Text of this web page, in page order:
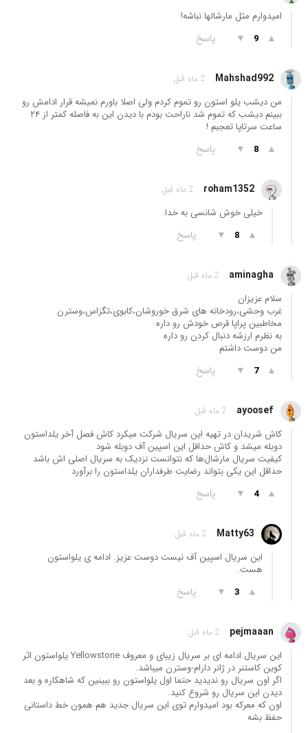
امیدوارم مثل مارشالها نباشه!
▲
9
▼ پاسخ
Mahshad992 2 ماه قبل
من دیشب یلو استون رو تموم کردم ولی اصلا باورم نمیشه قرار ادامش رو
ببینم دیشب که تموم شد ناراحت بودم با دیدن این به فاصله کمتر از ۲۴
ساعت سرتاپا تعجبم !
▲
8
▼ پاسخ
roham1352 2 ماه قبل
خیلی خوش شانسی به خدا.
▲
8
▼ پاسخ
aminagha 2 ماه قبل
سلام عزیزان
غرب وحشی،رودخانه های شرق خوروشان،کابوی،تگزاس،وسترن
مخاطبین پراپا قرص خودش رو داره
به نظرم ارزشه دنبال کردن رو داره
من دوست داشتم
▲
7
▼ پاسخ
ayoosef 2 ماه قبل
کاش شریدان در تهیه این سریال شرکت میکرد کاش فصل آخر یلداستون
دوبله میشد و کاش حداقل این اسپین آف دوبله شود
کیفیت سریال مارشال‌ها که نتوانست نزدیک به سریال اصلی اش باشد
حداقل این یکی بتواند رضایت طرفداران یلداستون را برآورد
▲
4
▼ پاسخ
Matty63 2 ماه قبل
این سریال اسپین آف نیست دوست عزیز. ادامه ی یلواستون
هست.
▲
3
▼ پاسخ
pejmaaan 2 ماه قبل
این سریال ادامه ای بر سریال زیبای و معروف Yellowstone یلواستون اثر
کوین کاستنر در ژانر دارام-وسترن میباشد.
اگر اون سریال رو ندیدید حتما اول یلواستون رو ببینین که شاهکاره و بعد
دیدن این سریال رو شروع کنید.
اون که معرکه بود امیدوارم توی این سریال جدید هم همون خط داستانی
حفظ بشه